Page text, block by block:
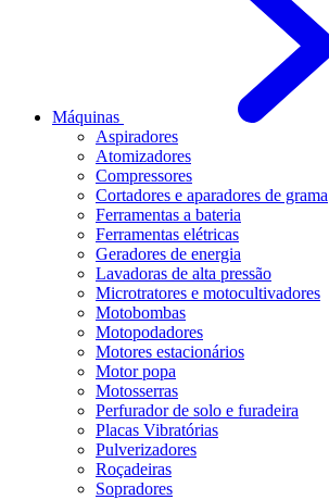
Máquinas
Aspiradores
Atomizadores
Compressores
Cortadores e aparadores de grama
Ferramentas a bateria
Ferramentas elétricas
Geradores de energia
Lavadoras de alta pressão
Microtratores e motocultivadores
Motobombas
Motopodadores
Motores estacionários
Motor popa
Motosserras
Perfurador de solo e furadeira
Placas Vibratórias
Pulverizadores
Roçadeiras
Sopradores